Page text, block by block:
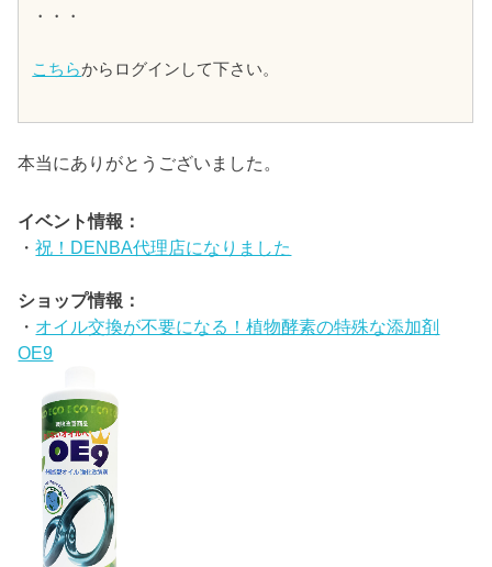
・・・
こちらからログインして下さい。
本当にありがとうございました。
イベント情報：
・祝！DENBA代理店になりました
ショップ情報：
・ オイル交換が不要になる！植物酵素の特殊な添加剤
OE9